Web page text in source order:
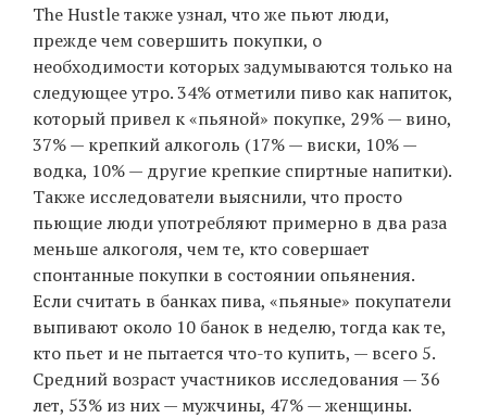
The Hustle также узнал, что же пьют люди,
прежде чем совершить покупки, о
необходимости которых задумываются только на
следующее утро. 34% отметили пиво как напиток,
который привел к «пьяной» покупке, 29% — вино,
37% — крепкий алкоголь (17% — виски, 10% —
водка, 10% — другие крепкие спиртные напитки).
Также исследователи выяснили, что просто
пьющие люди употребляют примерно в два раза
меньше алкоголя, чем те, кто совершает
спонтанные покупки в состоянии опьянения.
Если считать в банках пива, «пьяные» покупатели
выпивают около 10 банок в неделю, тогда как те,
кто пьет и не пытается что-то купить, — всего 5.
Средний возраст участников исследования — 36
лет, 53% из них — мужчины, 47% — женщины.